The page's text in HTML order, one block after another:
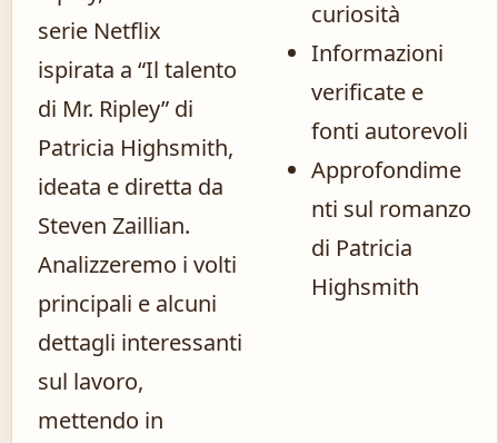
serie Netflix
ispirata a “Il talento
di Mr. Ripley” di
Patricia Highsmith,
ideata e diretta da
Steven Zaillian.
Analizzeremo i volti
principali e alcuni
dettagli interessanti
sul lavoro,
mettendo in
curiosità
Informazioni
verificate e
fonti autorevoli
Approfondime
nti sul romanzo
di Patricia
Highsmith